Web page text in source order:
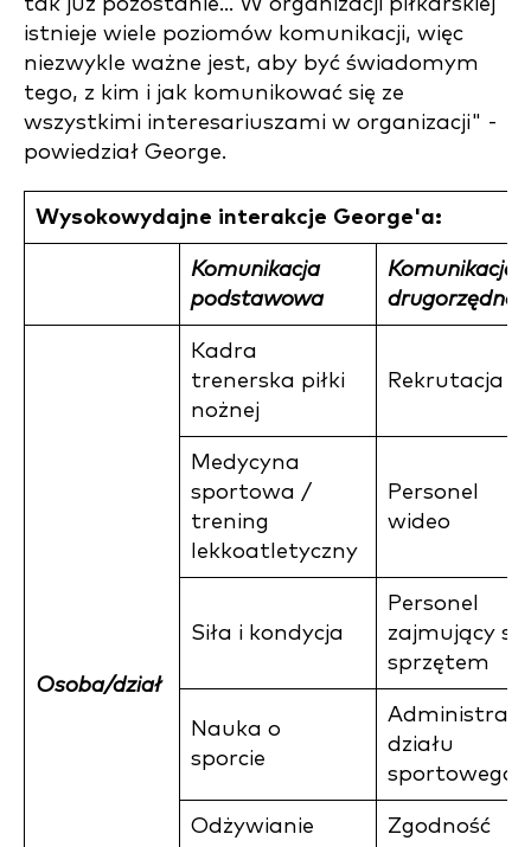
istnieje wiele poziomów komunikacji, więc
niezwykle ważne jest, aby być świadomym
tego, z kim i jak komunikować się ze
wszystkimi interesariuszami w organizacji" -
powiedział George.
Wysokowydajne interakcje George'a:
Komunikacja
podstawowa
Komunikacja
drugorzędna
Osoba/dział
Kadra
trenerska piłki
nożnej
Rekrutacja
Medycyna
sportowa /
trening
lekkoatletyczny
Personel
wideo
Siła i kondycja
Personel
zajmujący się
sprzętem
Nauka o
sporcie
działu
sportowego
Odżywianie Zgodność